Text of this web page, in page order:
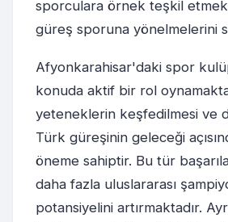
sporculara örnek teşkil
güreş sporuna yönelmelerini
Afyonkarahisar'daki spor
konuda aktif bir rol
yeteneklerin keşfedilmesi ve
Türk güreşinin geleceği
öneme sahiptir. Bu tür
daha fazla uluslararası
potansiyelini artırmaktadır.